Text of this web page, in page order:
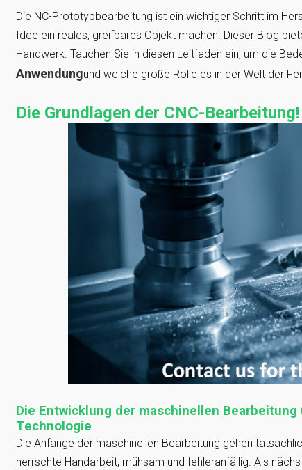
Die NC-Prototypbearbeitung ist ein wichtiger Schritt im
Idee ein reales, greifbares Objekt machen. Dieser Blog
Handwerk. Tauchen Sie in diesen Leitfaden ein, um die
Anwendungund welche große Rolle es in der Welt der
Die Grundlagen der CNC-Bearbeitung!
Die Entwicklung der maschinellen
Technologie
Die Anfänge der maschinellen Bearbeitung gehen
herrschte Handarbeit, mühsam und fehleranfällig. Als